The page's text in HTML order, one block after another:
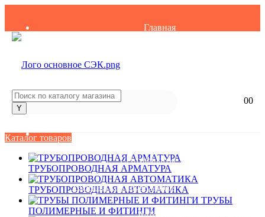
Главная
Сертификаты
Техническая информация
Каталоги
00
Каталог товаров
ТРУБОПРОВОДНАЯ АРМАТУРА
ТРУБОПРОВОДНАЯ АВТОМАТИКА
ТРУБЫ
ПОЛИМЕРНЫЕ И ФИТИНГИ